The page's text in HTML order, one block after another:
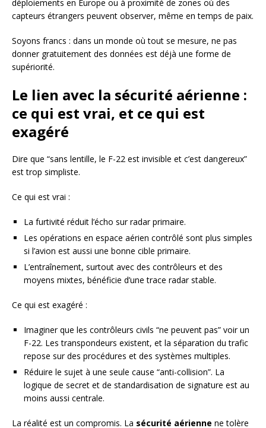
déploiements en Europe ou à proximité de zones où des
capteurs étrangers peuvent observer, même en temps de paix.
Soyons francs : dans un monde où tout se mesure, ne pas
donner gratuitement des données est déjà une forme de
supériorité.
Le lien avec la sécurité aérienne :
ce qui est vrai, et ce qui est
exagéré
Dire que “sans lentille, le F-22 est invisible et c’est dangereux”
est trop simpliste.
Ce qui est vrai :
La furtivité réduit l’écho sur radar primaire.
Les opérations en espace aérien contrôlé sont plus simples
si l’avion est aussi une bonne cible primaire.
L’entraînement, surtout avec des contrôleurs et des
moyens mixtes, bénéficie d’une trace radar stable.
Ce qui est exagéré :
Imaginer que les contrôleurs civils “ne peuvent pas” voir un
F-22. Les transpondeurs existent, et la séparation du trafic
repose sur des procédures et des systèmes multiples.
Réduire le sujet à une seule cause “anti-collision”. La
logique de secret et de standardisation de signature est au
moins aussi centrale.
La réalité est un compromis. La sécurité aérienne ne tolère